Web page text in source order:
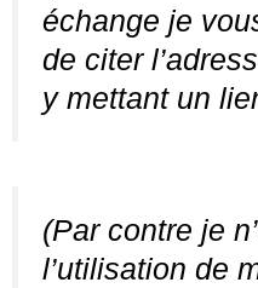
échange je
de citer
y mettant un
(Par contre je
l’utilisation de